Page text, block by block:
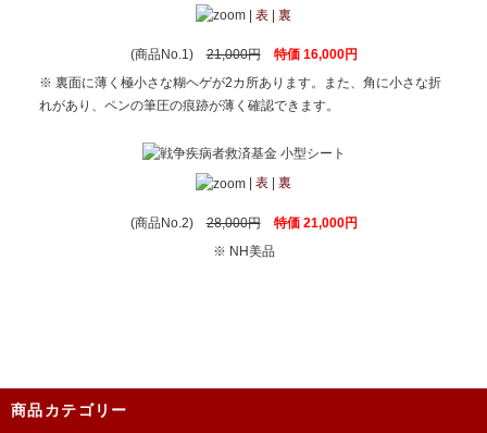
表 裏
(商品No.1)21,000円
特価 16,000円
※ 裏面に薄く極小さな糊ヘゲが2カ所あります。また、角に小さな折
れがあり、ペンの筆圧の痕跡が薄く確認できます。
表 裏
(商品No.2)28,000円
特価 21,000円
※ NH美品
商品カテゴリー